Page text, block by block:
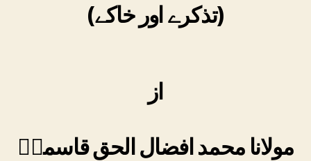
(تذکرے اور خاکے)
از
مولانا محمد افضال الحق قاسمیؒ